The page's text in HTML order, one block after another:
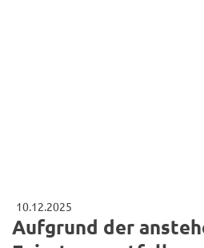
10.12.2025
Aufgrund der